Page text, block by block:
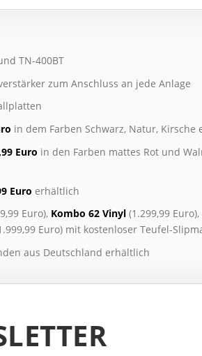
TN-400BT
zum Anschluss an jede Anlage
in dem Farben Schwarz, Natur, Kirsche
Euro in den Farben mattes Rot und
Euro erhältlich
Euro), Kombo 62 Vinyl (1.299,99 Euro),
Euro) mit kostenloser Teufel-
aus Deutschland erhältlich